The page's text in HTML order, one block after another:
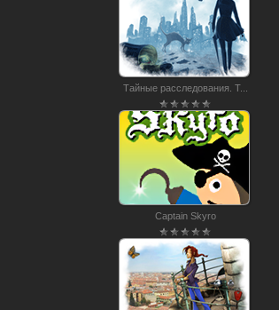
Тайные расследования. Т...
Captain Skyro